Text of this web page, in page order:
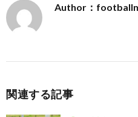
Author：
関連する記事